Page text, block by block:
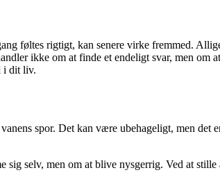
føltes rigtigt, kan senere virke fremmed.
ikke om at finde et endeligt svar, men om
i dit liv.
spor. Det kan være ubehageligt, men det
selv, men om at blive nysgerrig. Ved at stille